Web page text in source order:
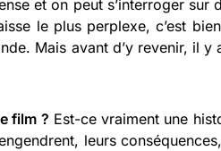
et on peut s’interroger sur
le plus perplexe, c’est
Mais avant d’y revenir, il y
film ? Est-ce vraiment une
leurs conséquences,